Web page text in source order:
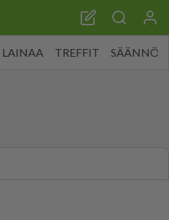
LAINAA TREFFIT SÄÄNNÖT